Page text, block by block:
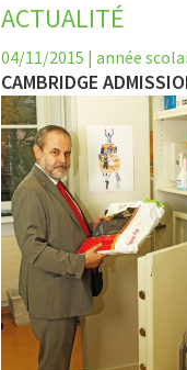
ACTUALITÉ
04/11/2015 | année
CAMBRIDGE